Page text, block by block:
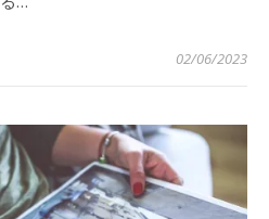
02/06/2023